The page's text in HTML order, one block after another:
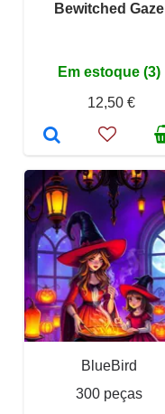
Bewitched Gaze
Em estoque (3)
12,50 €
BlueBird
300 peças